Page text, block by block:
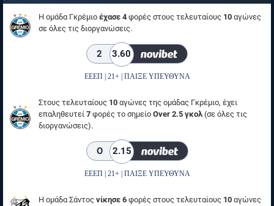
Η ομάδα Γκρέμιο έχασε 4 φορές στους τελευταίους 10 αγώνες
σε όλες τις διοργανώσεις.
2 3.60
ΕΕΕΠ | 21+ | ΠΑΙΞΕ ΥΠΕΥΘΥΝΑ
Στους τελευταίους 10 αγώνες της ομάδας Γκρέμιο, έχει
επαληθευτεί 7 φορές το σημείο Over 2.5 γκολ (σε όλες τις
διοργανώσεις).
O 2.15
ΕΕΕΠ | 21+ | ΠΑΙΞΕ ΥΠΕΥΘΥΝΑ
Η ομάδα Σάντος νίκησε 6 φορές στους τελευταίους 10 αγώνες